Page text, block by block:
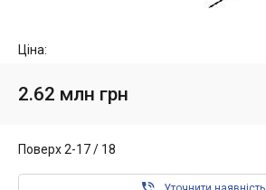
Ціна:
2.62 млн грн
Поверх 2-17 / 18